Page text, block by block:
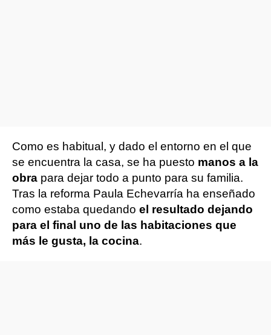
Como es habitual, y dado el entorno en el que
se encuentra la casa, se ha puesto manos a la
obra para dejar todo a punto para su familia.
Tras la reforma Paula Echevarría ha enseñado
como estaba quedando el resultado dejando
para el final uno de las habitaciones que
más le gusta, la cocina.